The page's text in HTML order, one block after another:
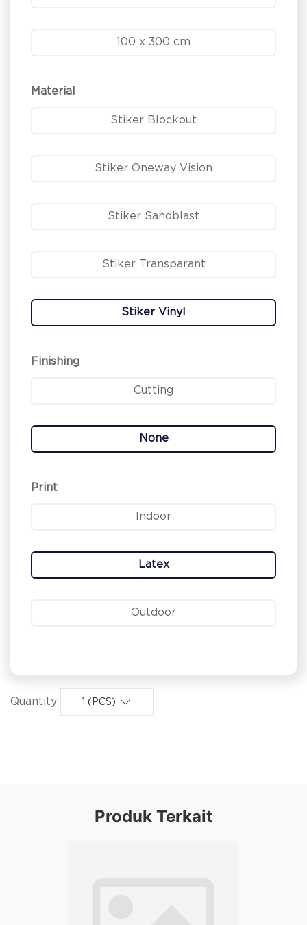
100 x 300 cm
Material
Stiker Blockout
Stiker Oneway Vision
Stiker Sandblast
Stiker Transparant
Stiker Vinyl
Finishing
Cutting
None
Print
Indoor
Latex
Outdoor
Quantity 1 (PCS)
Produk Terkait